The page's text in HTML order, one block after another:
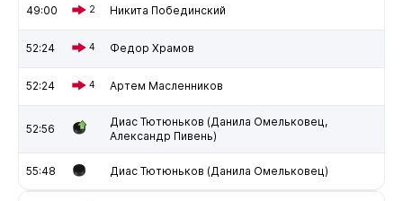
49:00 2 Никита Побединский
52:24 4 Федор Храмов
52:24 4 Артем Масленников
52:56
Диас Тютюньков (Данила Омельковец,
Александр Пивень)
55:48 Диас Тютюньков (Данила Омельковец)